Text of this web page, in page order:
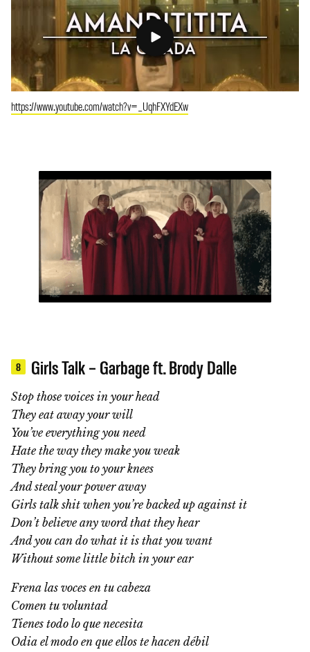
https://www.youtube.com/watch?v=_UqhFXYdEXw
8 Girls Talk – Garbage ft. Brody Dalle
Stop those voices in your head
They eat away your will
You’ve everything you need
Hate the way they make you weak
They bring you to your knees
And steal your power away
Girls talk shit when you’re backed up against it
Don’t believe any word that they hear
And you can do what it is that you want
Without some little bitch in your ear
Frena las voces en tu cabeza
Comen tu voluntad
Tienes todo lo que necesita
Odia el modo en que ellos te hacen débil